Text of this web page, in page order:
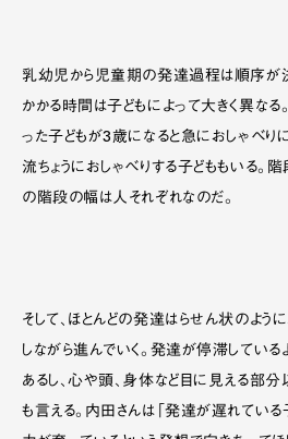
乳幼児から児童期の発達過程は順序が
かかる時間は子どもによって大きく異なる
った子どもが3歳になると急におしゃべり
流ちょうにおしゃべりする子どももいる。
の階段の幅は人それぞれなのだ。
そして、ほとんどの発達はらせん状のよう
しながら進んでいく。発達が停滞してい
あるし、心や頭、身体など目に見える部
も言える。内田さんは「発達が遅れている